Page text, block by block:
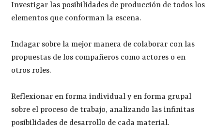
Investigar las posibilidades de producción de todos los
elementos que conforman la escena.
Indagar sobre la mejor manera de colaborar con las
propuestas de los compañeros como actores o en
otros roles.
Reflexionar en forma individual y en forma grupal
sobre el proceso de trabajo, analizando las infinitas
posibilidades de desarrollo de cada material.